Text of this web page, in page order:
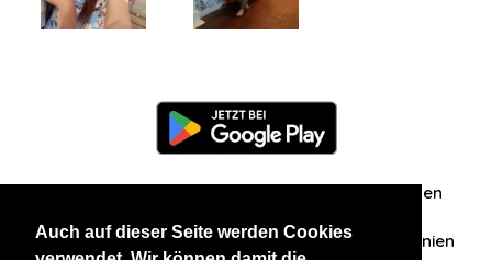
Auch auf dieser Seite werden Cookies
Zuschriften/Erfahrungen
Datenschutzerklärung AGB Datenschutzrichtlinien